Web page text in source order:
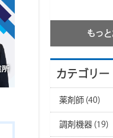
もっ
カテゴリー
薬剤師 (40)
調剤機器 (19)